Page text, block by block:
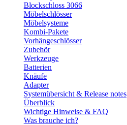
Blockschloss 3066
Möbelschlösser
Möbelsysteme
Kombi-Pakete
Vorhängeschlösser
Zubehör
Werkzeuge
Batterien
Knäufe
Adapter
Systemübersicht & Release notes
Überblick
Wichtige Hinweise & FAQ
Was brauche ich?